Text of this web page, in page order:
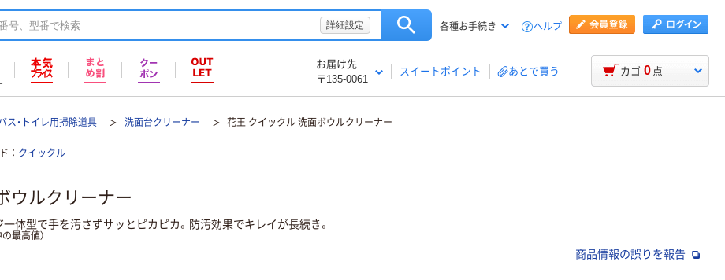
詳細設定 各種お手続き ヘルプ
お届け先
〒135-0061
スイートポイント あとで買う カゴ 0 点
ス・トイレ用掃除道具 洗面台クリーナー 花王 クイックル 洗面ボウルクリーナー
クイックル
ウルクリーナー
一体型で手を汚さずサッとピカピカ。防汚効果でキレイが長続き。
最高値）
商品情報の誤りを報告